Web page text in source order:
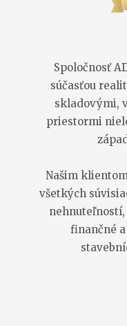
Spoločnosť
súčasťou
skladovými,
priestormi
Našim
všetkých
nehnuteľností,
finančné